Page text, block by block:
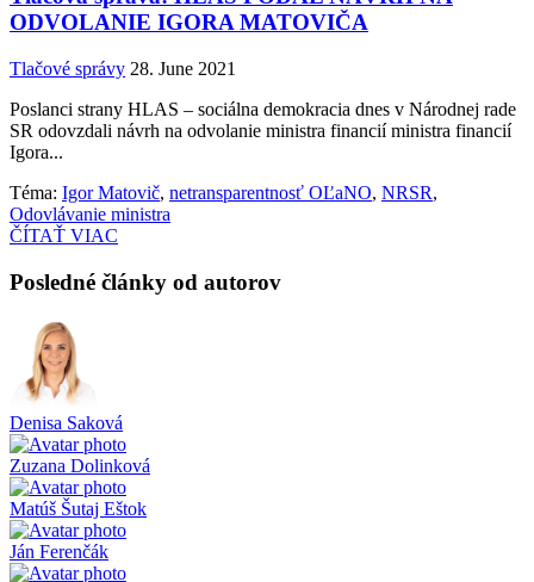
ODVOLANIE IGORA MATOVIČA
Tlačové správy 28. June 2021
Poslanci strany HLAS – sociálna demokracia dnes v Národnej rade
SR odovzdali návrh na odvolanie ministra financií ministra financií
Igora...
Téma: Igor Matovič, netransparentnosť OĽaNO, NRSR,
Odovlávanie ministra
ČÍTAŤ VIAC
Posledné články od autorov
Denisa Saková
Zuzana Dolinková
Matúš Šutaj Eštok
Ján Ferenčák